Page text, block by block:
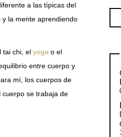
a las típicas del
la mente aprendiendo
tai chi, el yogao el
entre cuerpo y
mí, los cuerpos de
cuerpo se trabaja de